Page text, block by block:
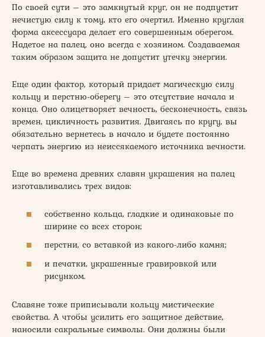
По своей сути – это замкнутый круг, он не подпустит
нечистую силу к тому, кто его очертил. Именно круглая
форма аксессуара делает его совершенным оберегом.
Надетое на палец, оно всегда с хозяином. Создаваемая
таким образом защита не допустит утечку энергии.
Еще один фактор, который придает магическую силу
кольцу и перстню-оберегу – это отсутствие начала и
конца. Оно олицетворяет вечность, бесконечность, связь
времен, цикличность развития. Двигаясь по кругу, вы
обязательно вернетесь в начало и будете постоянно
черпать энергию из неиссякаемого источника вечности.
Еще во времена древних славян украшения на палец
изготавливались трех видов:
собственно кольца, гладкие и одинаковые по
ширине со всех сторон;
перстни, со вставкой из какого-либо камня;
и печатки, украшенные гравировкой или
рисунком.
Славяне тоже приписывали кольцу мистические
свойства. А чтобы усилить его защитное действие,
наносили сакральные символы. Они должны были